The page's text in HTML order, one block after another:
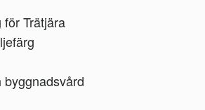
Trätjära
byggnadsvård